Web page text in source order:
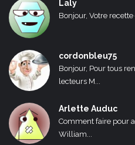
Laly
Bonjour, Votre
cordonbleu75
Bonjour, Pour tous
lecteurs M...
Arlette Auduc
Comment faire pour
William...